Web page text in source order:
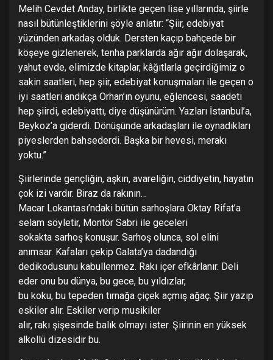
Melih Cevdet Anday, birlikte geçen lise yıllarında, şiirle
nasıl bütünleştiklerini şöyle anlatır: “Şiir, edebiyat
yüzünden arkadaş olduk. Dersten kaçıp bahçede bir
köşeye gizlenerek, tenha parklarda ağır ağır dolaşarak,
yahut evde, elimizde kitaplar, kâğıtlarla geçirdiğimiz o
sakin saatleri, hep şiir, edebiyat konuşmaları ile geçen o
iyi saatleri andıkça Orhan’ın oyunu, eğlencesi, saadeti
hep şiirdi, edebiyattı, diye düşünürüm. Yazları İstanbul’a,
Beykoz’a giderdi. Dönüşünde arkadaşları ile oynadıkları
piyeslerden bahsederdi. Başka bir hevesi, merakı
yoktu.”
Şiirlerinde gençliğin, aşkın, avareliğin, ciddiyetin, hayatın
çok izi vardır. Biraz da rakının…
Macar Lokantası’ndaki bütün sarhoşlara Oktay Rifat’a
selam söyletir, Montör Sabri ile geceleri
sokakta sarhoş konuşur. Sarhoş olunca, sol elini
anımsar. Kafaları çekip Galata’ya dadandığı
dedikodusunu kabullenmez. Rakı içer efkârlanır. Deli
eder onu bu dünya, bu gece, bu yıldızlar,
bu koku, bu tepeden tırnağa çiçek açmış ağaç. Şiir yazıp
eskiler alır. Eskiler verip musikiler
alır, rakı şişesinde balık olmayı ister. Şiirinin en yüksek
alkollü dizesidir bu.